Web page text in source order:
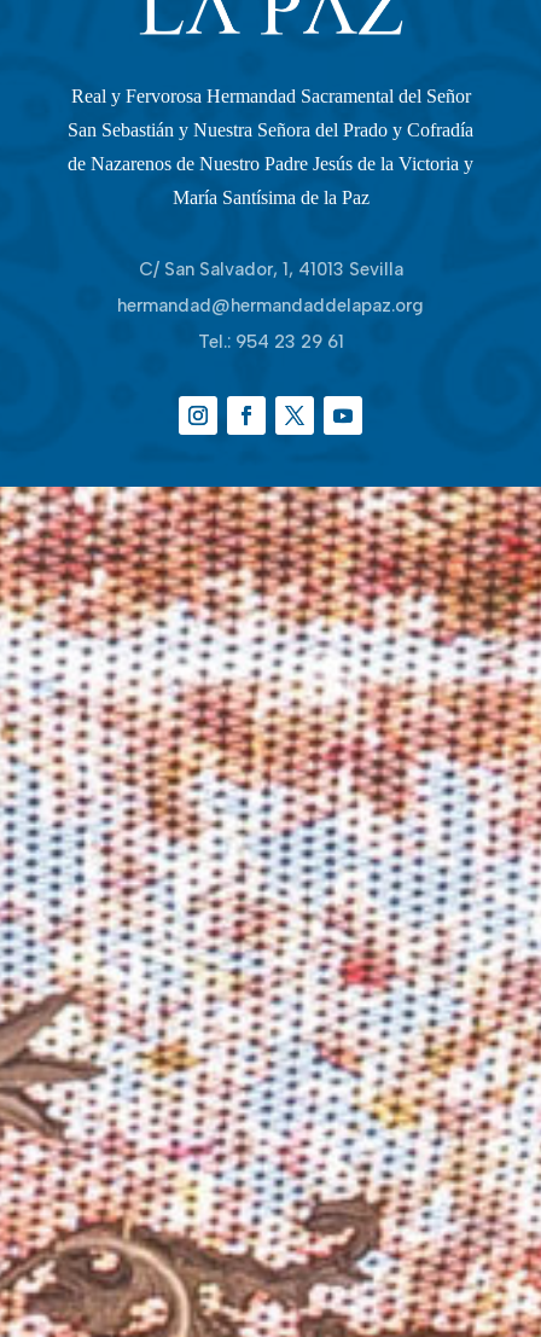
Real y Fervorosa Hermandad Sacramental del Señor
San Sebastián y Nuestra Señora del Prado y Cofradía
de Nazarenos de Nuestro Padre Jesús de la Victoria y
María Santísima de la Paz
C/ San Salvador, 1, 41013 Sevilla
hermandad@hermandaddelapaz.org
Tel.: 954 23 29 61